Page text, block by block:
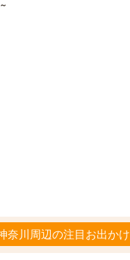
奈川周辺の注目お出かけ